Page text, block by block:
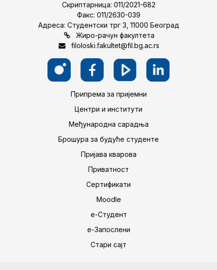
Скриптарница: 011/2021-682
Факс: 011/2630-039
Адреса: Студентски трг 3, 11000 Београд
Жиро-рачун факултета
filoloski.fakultet@fil.bg.ac.rs
Припрема за пријемни
Центри и институти
Међународна сарадња
Брошура за будуће студенте
Пријава кварова
Приватност
Сертификати
Moodle
е-Студент
е-Запослени
Стари сајт